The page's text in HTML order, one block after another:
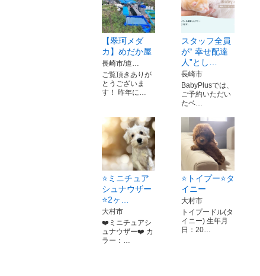
【翠珂メダ
カ】めだか屋
長崎市/道…
ご覧頂きありが
とうございま
す！ 昨年に…
スタッフ全員
が“ 幸せ配達
人”とし…
長崎市
BabyPlusでは、
ご予約いただい
たベ…
⭐️ミニチュア
シュナウザー
⭐️2ヶ…
大村市
❤️ミニチュアシ
ュナウザー❤️ カ
ラー：…
⭐️トイプー⭐️タ
イニー
大村市
トイプードル(タ
イニー) 生年月
日：20…